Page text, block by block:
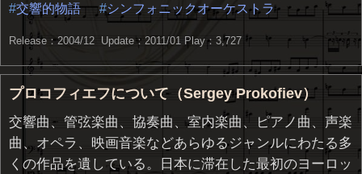
交響的物語 シンフォニックオーケストラ
Release：2004/12 Update：2011/01 Play：3,727
プロコフィエフについて（Sergey Prokofiev）
交響曲、管弦楽曲、協奏曲、室内楽曲、ピアノ曲、声楽
曲、オペラ、映画音楽などあらゆるジャンルにわたる多
くの作品を遺している。日本に滞在した最初のヨーロッ